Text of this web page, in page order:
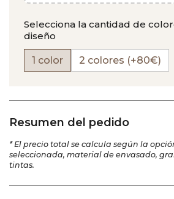
Selecciona la cantidad de
diseño
1 color 2 colores (+80€)
Resumen del pedido
* El precio total se calcula según la
seleccionada, material de envasado,
tintas.